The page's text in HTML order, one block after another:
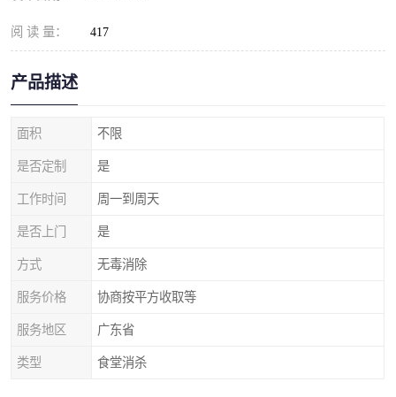
阅 读 量： 417
产品描述
面积 不限
是否定制 是
工作时间 周一到周天
是否上门 是
方式 无毒消除
服务价格 协商按平方收取等
服务地区 广东省
类型 食堂消杀